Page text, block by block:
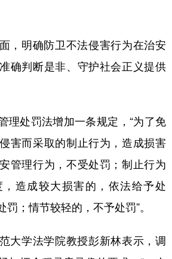
明确防卫不法侵害行为在治安
确判断是非、守护社会正义提供
处罚法增加一条规定，“为了免
害而采取的制止行为，造成损害
管理行为，不受处罚；制止行为
造成较大损害的，依法给予处
罚；情节较轻的，不予处罚”。
学法学院教授彭新林表示，调